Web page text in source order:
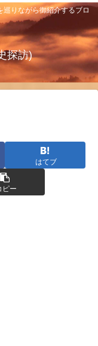
りながら御紹介するブロ
探訪)
はてブ
ピー